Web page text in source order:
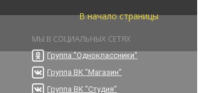
В начало страницы
МЫ В СОЦИАЛЬНЫХ СЕТЯХ
Группа "Одноклассники"
Группа ВК "Магазин"
Группа ВК "Студия"